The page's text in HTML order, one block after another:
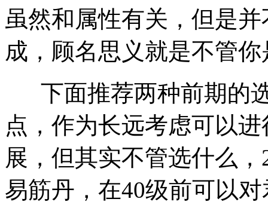
虽然和属性有关，但是
成，顾名思义就是不管
下面推荐两种前期的
点，作为长远考虑可以
展，但其实不管选什么
易筋丹，在40级前可以